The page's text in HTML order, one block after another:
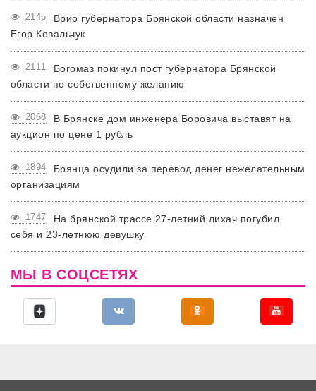
2145
Врио губернатора Брянской области назначен
Егор Ковальчук
2111
Богомаз покинул пост губернатора Брянской
области по собственному желанию
2068
В Брянске дом инженера Боровича выставят на
аукцион по цене 1 рубль
1894
Брянца осудили за перевод денег нежелательным
организациям
1747
На брянской трассе 27-летний лихач погубил
себя и 23-летнюю девушку
МЫ В СОЦСЕТЯХ